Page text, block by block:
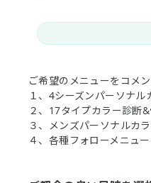
ご希望のメニューをコメ
１、4シーズンパーソナル
２、17タイプカラー診断
３、メンズパーソナルカ
４、各種フォローメニュ